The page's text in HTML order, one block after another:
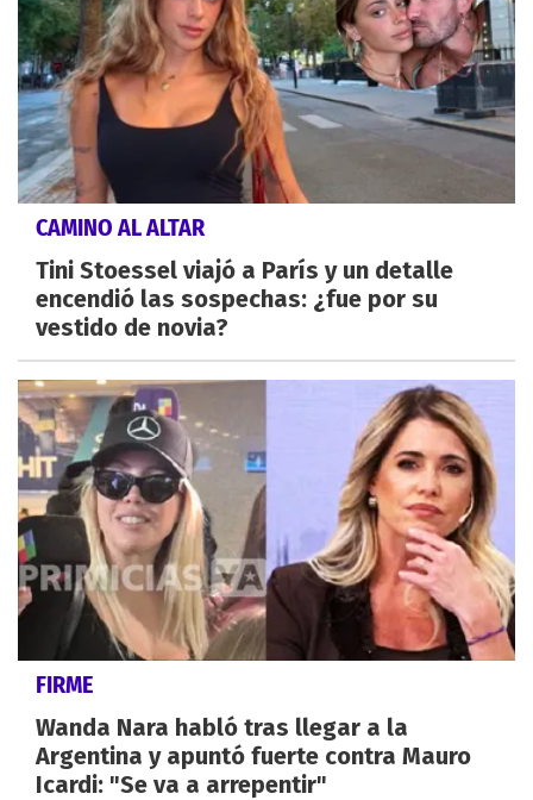
CAMINO AL ALTAR
Tini Stoessel viajó a París y un detalle
encendió las sospechas: ¿fue por su
vestido de novia?
FIRME
Wanda Nara habló tras llegar a la
Argentina y apuntó fuerte contra Mauro
Icardi: "Se va a arrepentir"